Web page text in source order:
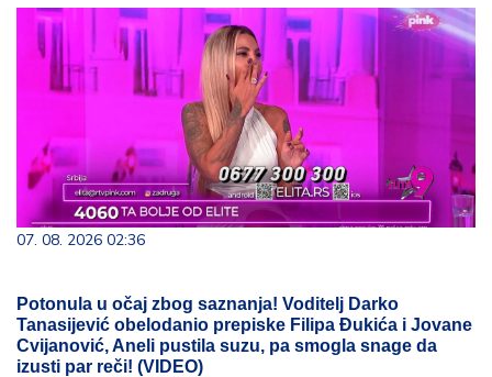
07. 08. 2026 02:36
Potonula u očaj zbog saznanja! Voditelj Darko
Tanasijević obelodanio prepiske Filipa Đukića i Jovane
Cvijanović, Aneli pustila suzu, pa smogla snage da
izusti par reči! (VIDEO)